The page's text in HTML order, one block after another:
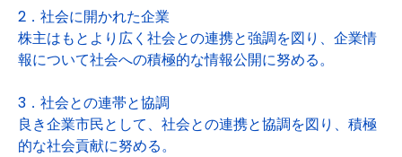
2．社会に開かれた企業
株主はもとより広く社会との連携と強調を図り、企業情
報について社会への積極的な情報公開に努める。
3．社会との連帯と協調
良き企業市民として、社会との連携と協調を図り、積極
的な社会貢献に努める。